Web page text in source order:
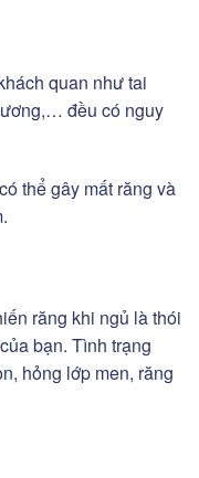
quan như tai
đều có nguy
thể gây mất răng và
răng khi ngủ là thói
bạn. Tình trạng
hỏng lớp men, răng